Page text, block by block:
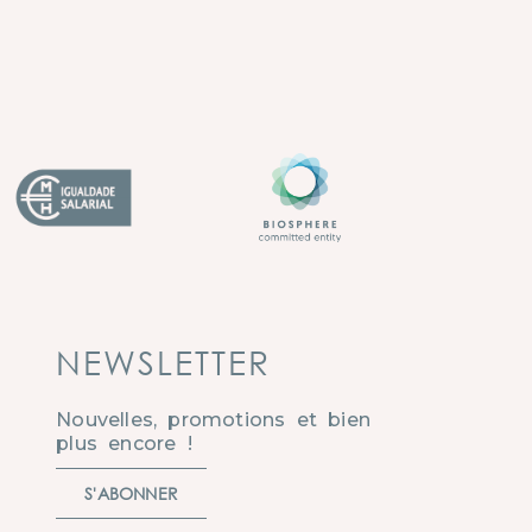
NEWSLETTER
Nouvelles, promotions et bien
plus encore !
S'ABONNER